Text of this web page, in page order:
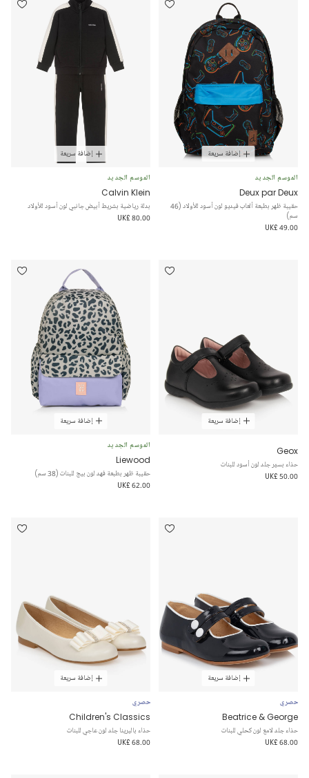
إضافة سريعة
الموسم الجديد
Deux par Deux
حقيبة ظهر بطبعة ألعاب فيديو لون أسود للأولاد (46
سم)
UK£ 49.00
إضافة سريعة
الموسم الجديد
Calvin Klein
بدلة رياضية بشريط أبيض جانبي لون أسود للأولاد
UK£ 80.00
إضافة سريعة
Geox
حذاء بسيّر جلد لون أسود للبنات
UK£ 50.00
إضافة سريعة
الموسم الجديد
Liewood
حقيبة ظهر بطبعة فهد لون بيج للبنات (38 سم)
UK£ 62.00
إضافة سريعة
حصري
Beatrice & George
حذاء جلد لامع لون كحلي للبنات
UK£ 68.00
إضافة سريعة
حصري
Children's Classics
حذاء باليرينا جلد لون عاجي للبنات
UK£ 68.00